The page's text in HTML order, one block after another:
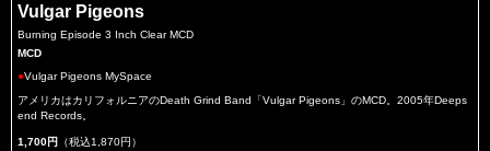
Vulgar Pigeons
Burning Episode 3 Inch Clear MCD
MCD
●Vulgar Pigeons MySpace
アメリカはカリフォルニアのDeath Grind Band「Vulgar Pigeons」のMCD。2005年Deeps
end Records。
1,700円 （税込1,870円）